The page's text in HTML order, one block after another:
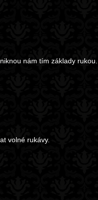
nám tím základy rukou.
volné rukávy.